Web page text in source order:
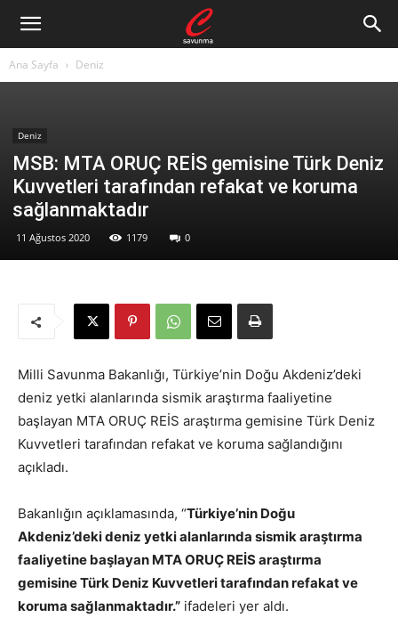
Ana Sayfa Deniz
Deniz
MSB: MTA ORUÇ REİS gemisine Türk Deniz
Kuvvetleri tarafından refakat ve koruma
sağlanmaktadır
11 Ağustos 2020 1179 0
Milli Savunma Bakanlığı, Türkiye’nin Doğu Akdeniz’deki
deniz yetki alanlarında sismik araştırma faaliyetine
başlayan MTA ORUÇ REİS araştırma gemisine Türk Deniz
Kuvvetleri tarafından refakat ve koruma sağlandığını
açıkladı.
Bakanlığın açıklamasında, “Türkiye’nin Doğu
Akdeniz’deki deniz yetki alanlarında sismik araştırma
faaliyetine başlayan MTA ORUÇ REİS araştırma
gemisine Türk Deniz Kuvvetleri tarafından refakat ve
koruma sağlanmaktadır.” ifadeleri yer aldı.